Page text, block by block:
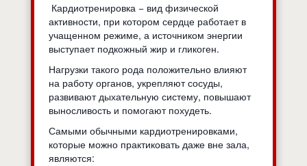
Кардиотренировка − вид физической
активности, при котором сердце работает в
учащенном режиме, а источником энергии
выступает подкожный жир и гликоген.
Нагрузки такого рода положительно влияют
на работу органов, укрепляют сосуды,
развивают дыхательную систему, повышают
выносливость и помогают похудеть.
Самыми обычными кардиотренировками,
которые можно практиковать даже вне зала,
являются: